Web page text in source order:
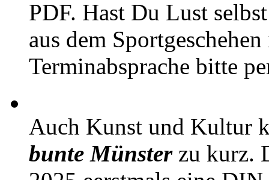
PDF. Hast Du Lust
aus dem
Terminabsprache bitte
Auch Kunst und Kultur
bunte Münsterzu kurz.